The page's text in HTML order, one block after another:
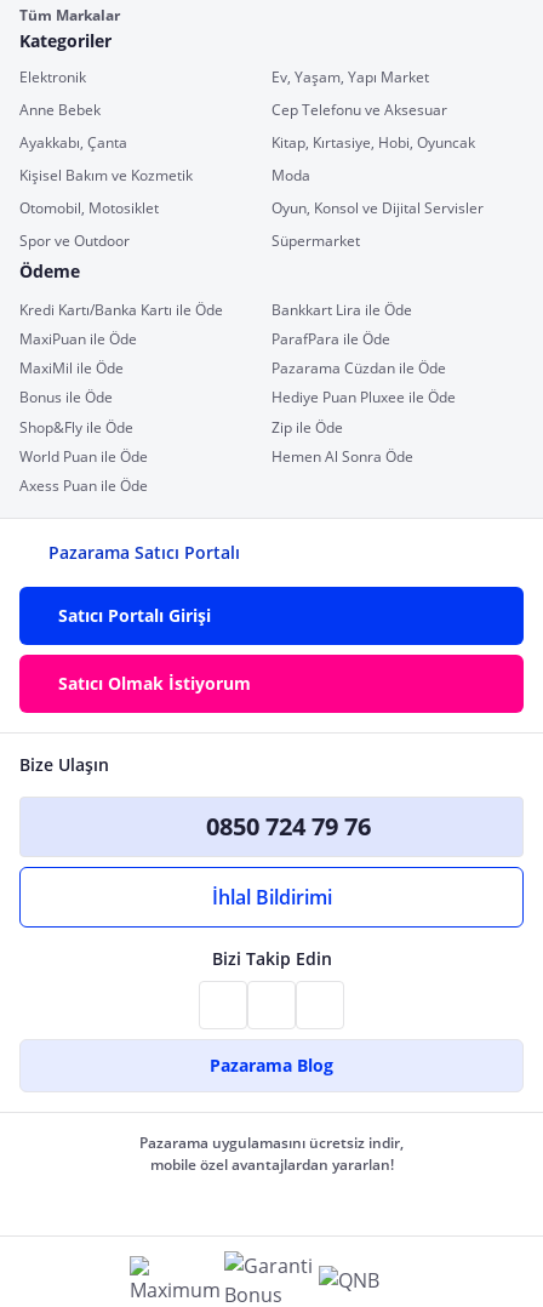
Tüm Markalar
Kategoriler
Elektronik
Ev, Yaşam, Yapı Market
Anne Bebek
Cep Telefonu ve Aksesuar
Ayakkabı, Çanta
Kitap, Kırtasiye, Hobi, Oyuncak
Kişisel Bakım ve Kozmetik
Moda
Otomobil, Motosiklet
Oyun, Konsol ve Dijital Servisler
Spor ve Outdoor
Süpermarket
Ödeme
Kredi Kartı/Banka Kartı ile Öde
Bankkart Lira ile Öde
MaxiPuan ile Öde
ParafPara ile Öde
MaxiMil ile Öde
Pazarama Cüzdan ile Öde
Bonus ile Öde
Hediye Puan Pluxee ile Öde
Shop&Fly ile Öde
Zip ile Öde
World Puan ile Öde
Hemen Al Sonra Öde
Axess Puan ile Öde
Pazarama Satıcı Portalı
Satıcı Portalı Girişi
Satıcı Olmak İstiyorum
Bize Ulaşın
0850 724 79 76
İhlal Bildirimi
Bizi Takip Edin
Pazarama Blog
Pazarama uygulamasını ücretsiz indir,
mobile özel avantajlardan yararlan!